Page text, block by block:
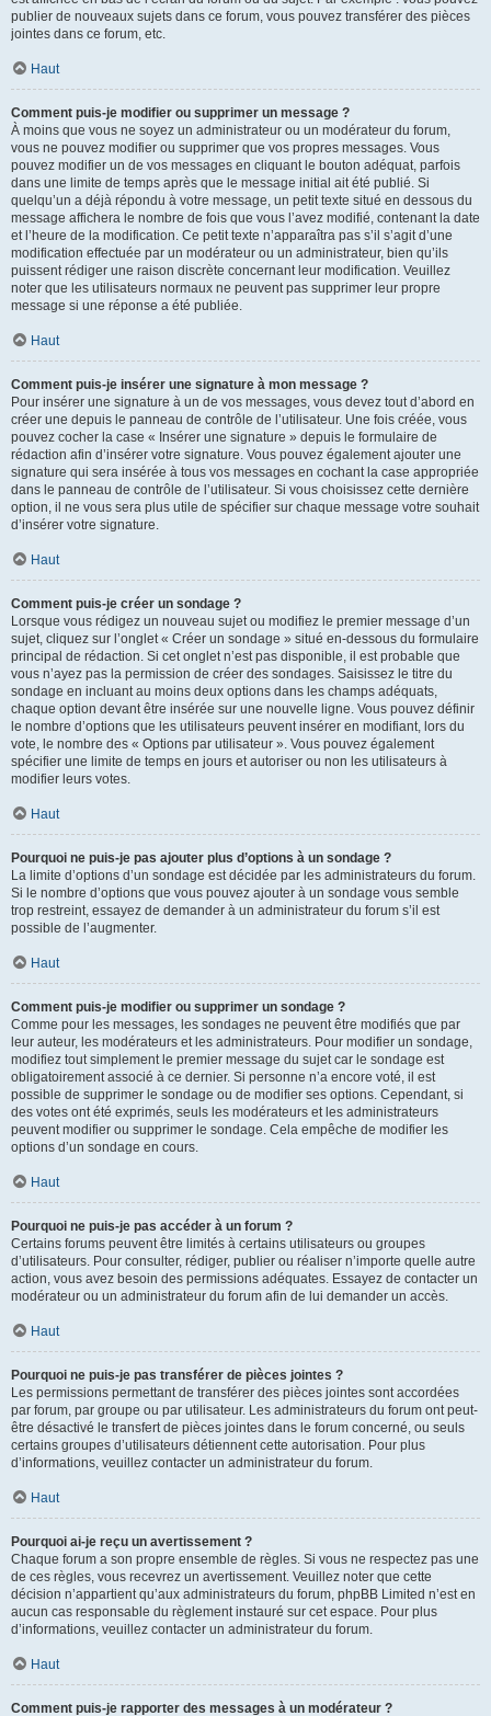
publier de nouveaux sujets dans ce forum, vous pouvez transférer des pièces
jointes dans ce forum, etc.
Haut
Comment puis-je modifier ou supprimer un message ?
À moins que vous ne soyez un administrateur ou un modérateur du forum,
vous ne pouvez modifier ou supprimer que vos propres messages. Vous
pouvez modifier un de vos messages en cliquant le bouton adéquat, parfois
dans une limite de temps après que le message initial ait été publié. Si
quelqu’un a déjà répondu à votre message, un petit texte situé en dessous du
message affichera le nombre de fois que vous l’avez modifié, contenant la date
et l’heure de la modification. Ce petit texte n’apparaîtra pas s’il s’agit d’une
modification effectuée par un modérateur ou un administrateur, bien qu’ils
puissent rédiger une raison discrète concernant leur modification. Veuillez
noter que les utilisateurs normaux ne peuvent pas supprimer leur propre
message si une réponse a été publiée.
Haut
Comment puis-je insérer une signature à mon message ?
Pour insérer une signature à un de vos messages, vous devez tout d’abord en
créer une depuis le panneau de contrôle de l’utilisateur. Une fois créée, vous
pouvez cocher la case « Insérer une signature » depuis le formulaire de
rédaction afin d’insérer votre signature. Vous pouvez également ajouter une
signature qui sera insérée à tous vos messages en cochant la case appropriée
dans le panneau de contrôle de l’utilisateur. Si vous choisissez cette dernière
option, il ne vous sera plus utile de spécifier sur chaque message votre souhait
d’insérer votre signature.
Haut
Comment puis-je créer un sondage ?
Lorsque vous rédigez un nouveau sujet ou modifiez le premier message d’un
sujet, cliquez sur l’onglet « Créer un sondage » situé en-dessous du formulaire
principal de rédaction. Si cet onglet n’est pas disponible, il est probable que
vous n’ayez pas la permission de créer des sondages. Saisissez le titre du
sondage en incluant au moins deux options dans les champs adéquats,
chaque option devant être insérée sur une nouvelle ligne. Vous pouvez définir
le nombre d’options que les utilisateurs peuvent insérer en modifiant, lors du
vote, le nombre des « Options par utilisateur ». Vous pouvez également
spécifier une limite de temps en jours et autoriser ou non les utilisateurs à
modifier leurs votes.
Haut
Pourquoi ne puis-je pas ajouter plus d’options à un sondage ?
La limite d’options d’un sondage est décidée par les administrateurs du forum.
Si le nombre d’options que vous pouvez ajouter à un sondage vous semble
trop restreint, essayez de demander à un administrateur du forum s’il est
possible de l’augmenter.
Haut
Comment puis-je modifier ou supprimer un sondage ?
Comme pour les messages, les sondages ne peuvent être modifiés que par
leur auteur, les modérateurs et les administrateurs. Pour modifier un sondage,
modifiez tout simplement le premier message du sujet car le sondage est
obligatoirement associé à ce dernier. Si personne n’a encore voté, il est
possible de supprimer le sondage ou de modifier ses options. Cependant, si
des votes ont été exprimés, seuls les modérateurs et les administrateurs
peuvent modifier ou supprimer le sondage. Cela empêche de modifier les
options d’un sondage en cours.
Haut
Pourquoi ne puis-je pas accéder à un forum ?
Certains forums peuvent être limités à certains utilisateurs ou groupes
d’utilisateurs. Pour consulter, rédiger, publier ou réaliser n’importe quelle autre
action, vous avez besoin des permissions adéquates. Essayez de contacter un
modérateur ou un administrateur du forum afin de lui demander un accès.
Haut
Pourquoi ne puis-je pas transférer de pièces jointes ?
Les permissions permettant de transférer des pièces jointes sont accordées
par forum, par groupe ou par utilisateur. Les administrateurs du forum ont peut-
être désactivé le transfert de pièces jointes dans le forum concerné, ou seuls
certains groupes d’utilisateurs détiennent cette autorisation. Pour plus
d’informations, veuillez contacter un administrateur du forum.
Haut
Pourquoi ai-je reçu un avertissement ?
Chaque forum a son propre ensemble de règles. Si vous ne respectez pas une
de ces règles, vous recevrez un avertissement. Veuillez noter que cette
décision n’appartient qu’aux administrateurs du forum, phpBB Limited n’est en
aucun cas responsable du règlement instauré sur cet espace. Pour plus
d’informations, veuillez contacter un administrateur du forum.
Haut
Comment puis-je rapporter des messages à un modérateur ?